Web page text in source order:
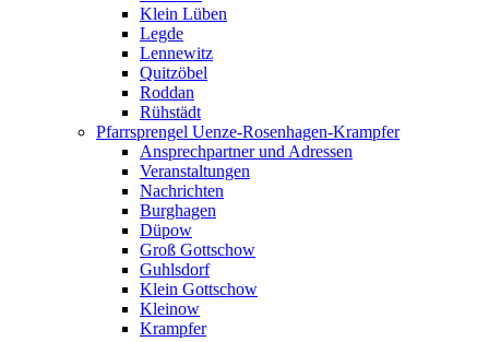
Klein Lüben
Legde
Lennewitz
Quitzöbel
Roddan
Rühstädt
Pfarrsprengel Uenze-Rosenhagen-Krampfer
Ansprechpartner und Adressen
Veranstaltungen
Nachrichten
Burghagen
Düpow
Groß Gottschow
Guhlsdorf
Klein Gottschow
Kleinow
Krampfer